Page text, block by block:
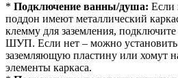
* Подключение ванны/душа: Если
поддон имеют металлический
клемму для заземления,
ШУП. Если нет – можно
заземляющую пластину или хомут
элементы каркаса.